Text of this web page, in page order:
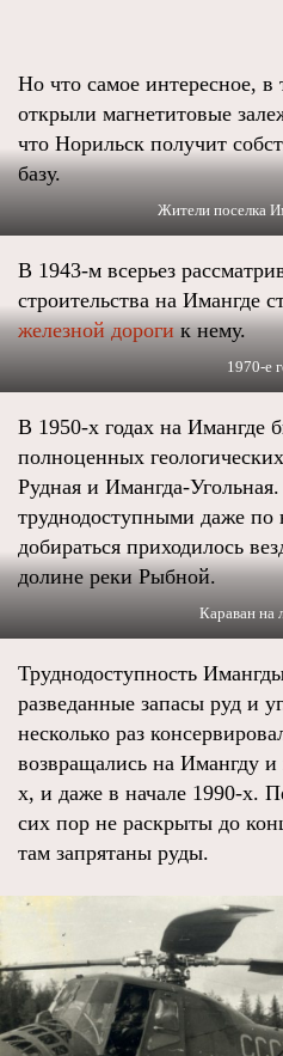
Но что самое интересное, в
открыли магнетитовые
что Норильск получит
базу.
Жители поселка
В 1943-м всерьез
строительства на Имангде
железной дорогик нему.
1970-е
В 1950-х годах на Имангде
полноценных
Рудная и Имангда-
труднодоступными даже по
добираться приходилось
долине реки Рыбной.
Караван на
Труднодоступность
разведанные запасы руд и
несколько раз
возвращались на Имангду
х, и даже в начале 1990-х.
сих пор не раскрыты до
там запрятаны руды.